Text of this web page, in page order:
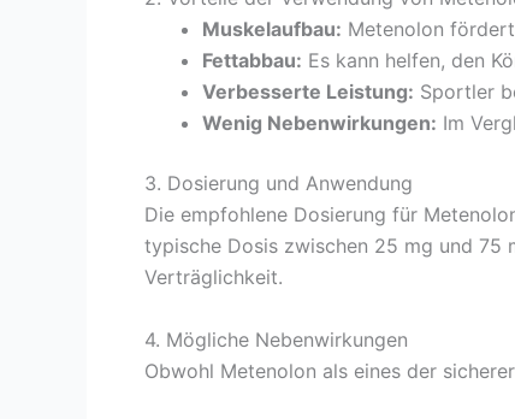
Muskelaufbau: Metenolon
Fettabbau: Es kann helfen, den
Verbesserte Leistung: Sportler
Wenig Nebenwirkungen: Im
3. Dosierung und Anwendung
Die empfohlene Dosierung für
typische Dosis zwischen 25 mg und 75
Verträglichkeit.
4. Mögliche Nebenwirkungen
Obwohl Metenolon als eines der